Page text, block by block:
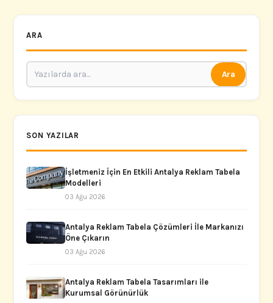
ARA
Ara
SON YAZILAR
İşletmeniz İçin En Etkili Antalya Reklam Tabela
Modelleri
03 Ağu 2026
Antalya Reklam Tabela Çözümleri İle Markanızı
Öne Çıkarın
03 Ağu 2026
Antalya Reklam Tabela Tasarımları ile
Kurumsal Görünürlük